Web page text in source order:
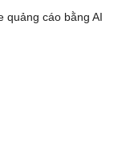
quảng cáo bằng AI